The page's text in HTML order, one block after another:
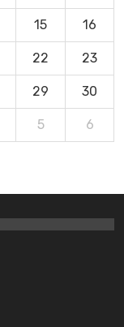
15 16
22 23
29 30
5 6